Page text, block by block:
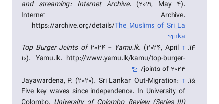
and streaming : Internet Archive. (2019, May 4).
Internet Archive.
https://archive.org/details/The_Muslims_of_Sri_La
nka
↑
Top Burger Joints of 2024 – Yamu.lk. (2024, April
10). Yamu.lk. http://www.yamu.lk/kamu/top-burger-
joints-of-2024/
↑
Jayawardena, P. (2020). Sri Lankan Out-Migration:
Five key waves since independence. In University of